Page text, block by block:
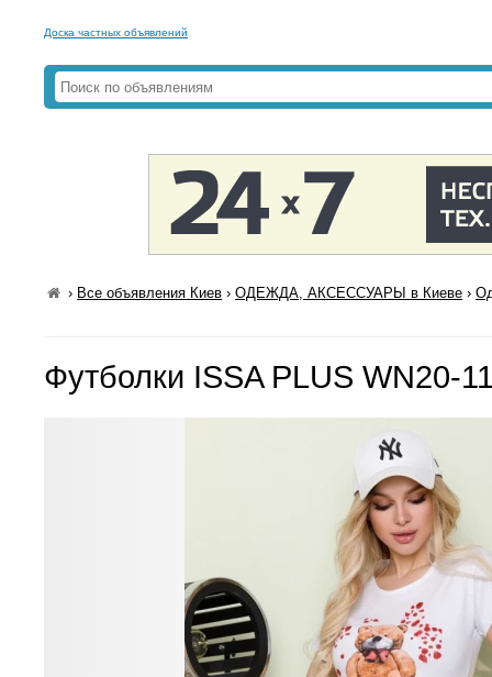
Доска частных объявлений
› Все объявления Киев ›ОДЕЖДА, АКСЕССУАРЫ в Киеве ›
Футболки ISSA PLUS WN20-